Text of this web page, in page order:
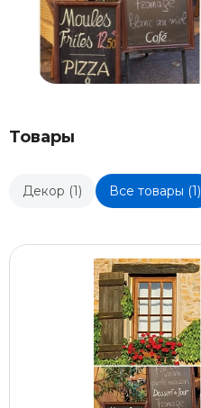
Товары
Декор (1) Все товары (1)